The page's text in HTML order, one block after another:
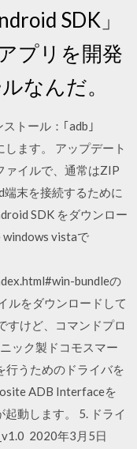
SDK」
プリを開発
なんだ。
トール：｢adb｣
ます。 アップデート
ァイルで、通常はZIP
端末を接続するために
SDK をダウンロー
windows vistaで
bundleの
ルをダウンロードして
すけど、コマンドプロ
ック製ドコモスマー
行うためのドライバを
ADB Interfaceを
動します。 5. ドライ
2020年3月5日